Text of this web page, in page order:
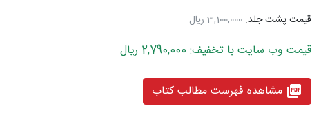
قیمت پشت جلد: 3,100,000 ریال
قیمت وب سایت با تخفیف: 2,790,000 ریال
picture_as_pdf مشاهده فهرست مطالب کتاب